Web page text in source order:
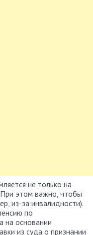
не только на
При этом важно, чтобы
из-за инвалидности).
по
на основании
из суда о признании